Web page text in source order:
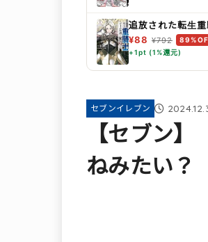
追放された転生
¥88 ¥792
+1pt (1%還元)
セブンイレブン
【セブン
ねみたい？